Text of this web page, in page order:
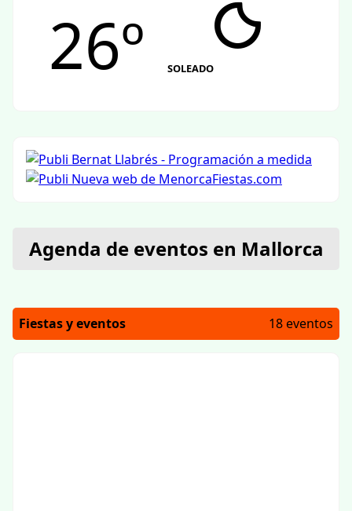
26º SOLEADO
Agenda de eventos en Mallorca
Fiestas y eventos 18 eventos